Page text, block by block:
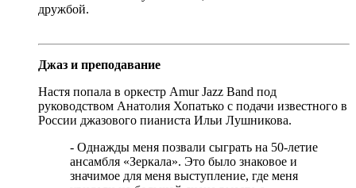
дружбой.
Джаз и преподавание
Настя попала в оркестр Amur Jazz Band под
руководством Анатолия Хопатько с подачи известного в
России джазового пианиста Ильи Лушникова.
- Однажды меня позвали сыграть на 50-летие
ансамбля «Зеркала». Это было знаковое и
значимое для меня выступление, где меня